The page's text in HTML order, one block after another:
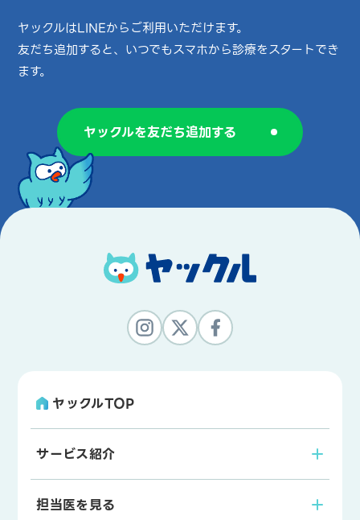
ヤックルはLINEからご利用いただけます。
友だち追加すると、いつでもスマホから診療をスタートでき
ます。
ヤックルを友だち追加する
ヤックルTOP
サービス紹介
担当医を見る